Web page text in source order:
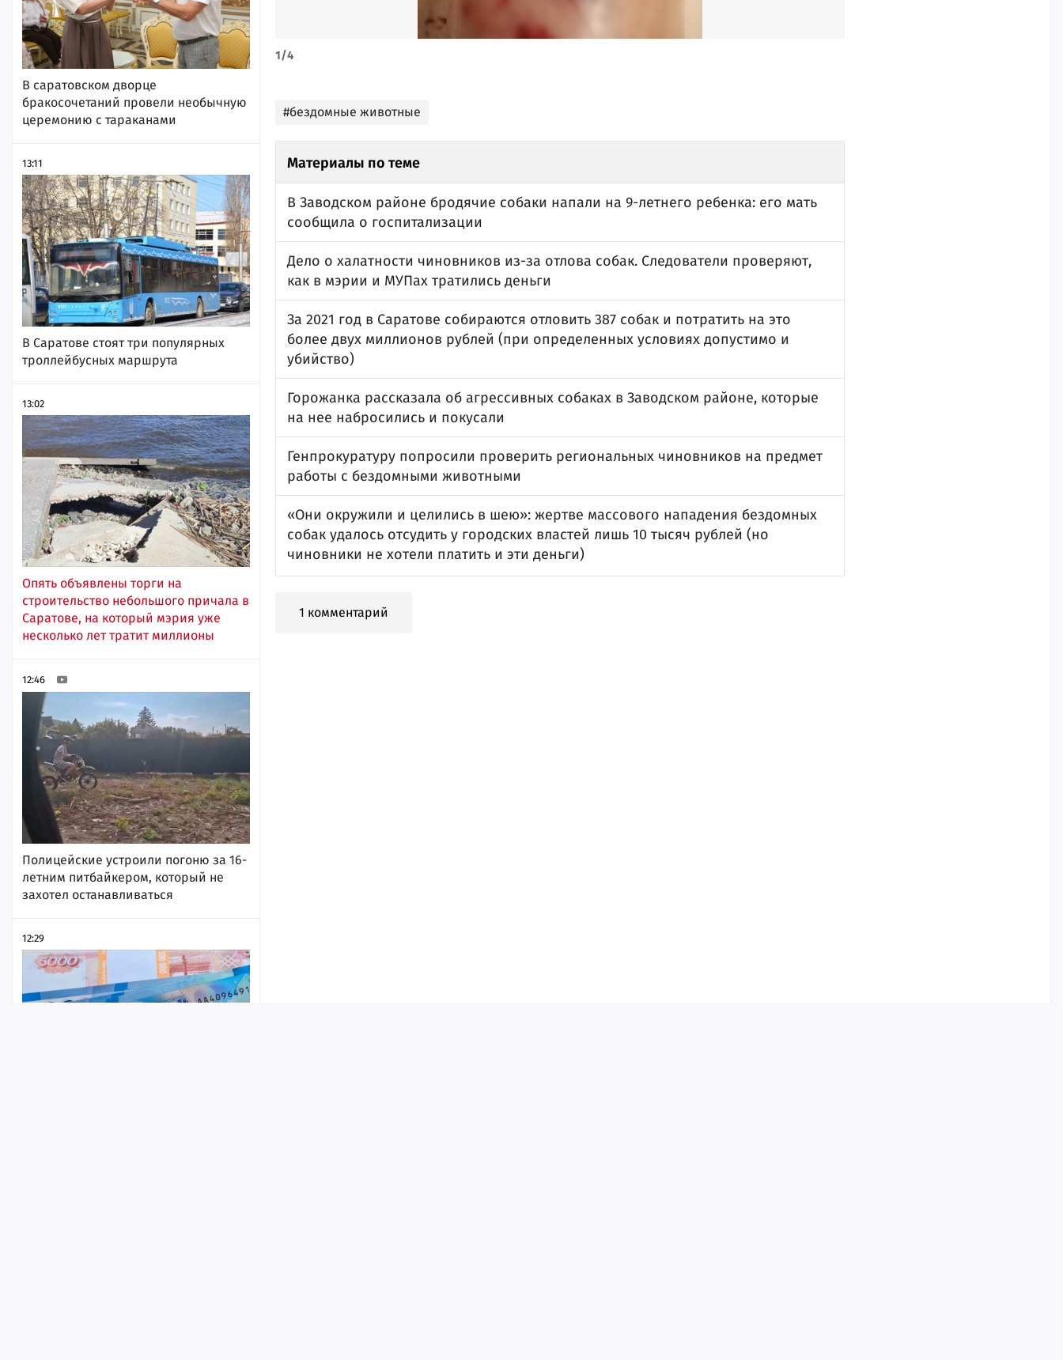
В саратовском дворце
бракосочетаний провели необычную
церемонию с тараканами
13:11
В Саратове стоят три популярных
троллейбусных маршрута
13:02
Опять объявлены торги на
строительство небольшого причала в
Саратове, на который мэрия уже
несколько лет тратит миллионы
12:46
Полицейские устроили погоню за 16-
летним питбайкером, который не
захотел останавливаться
12:29
1/4
#бездомные животные
Материалы по теме
В Заводском районе бродячие собаки напали на 9-летнего ребенка: его мать
сообщила о госпитализации
Дело о халатности чиновников из-за отлова собак. Следователи проверяют,
как в мэрии и МУПах тратились деньги
За 2021 год в Саратове собираются отловить 387 собак и потратить на это
более двух миллионов рублей (при определенных условиях допустимо и
убийство)
Горожанка рассказала об агрессивных собаках в Заводском районе, которые
на нее набросились и покусали
Генпрокуратуру попросили проверить региональных чиновников на предмет
работы с бездомными животными
«Они окружили и целились в шею»: жертве массового нападения бездомных
собак удалось отсудить у городских властей лишь 10 тысяч рублей (но
чиновники не хотели платить и эти деньги)
1 комментарий